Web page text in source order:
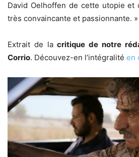
David Oelhoffen de cette utopie et
très convaincante et passionnante. »
Extrait de la critique de notre
Corrio. Découvez-en l’intégralité en